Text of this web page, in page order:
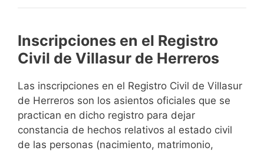
Inscripciones en el Registro
Civil de Villasur de Herreros
Las inscripciones en el Registro Civil de Villasur
de Herreros son los asientos oficiales que se
practican en dicho registro para dejar
constancia de hechos relativos al estado civil
de las personas (nacimiento, matrimonio,